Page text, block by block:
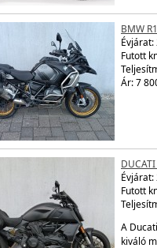
BMW
Évjárat:
Futott
Ár: 7
Évjárat:
Futott
A
kiváló